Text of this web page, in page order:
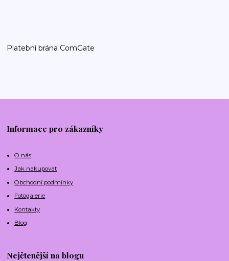
Platební brána ComGate
Informace pro zákazníky
O nás
Jak nakupovat
Obchodní podmínky
Fotogalerie
Kontakty
Blog
Nejčtenější na blogu